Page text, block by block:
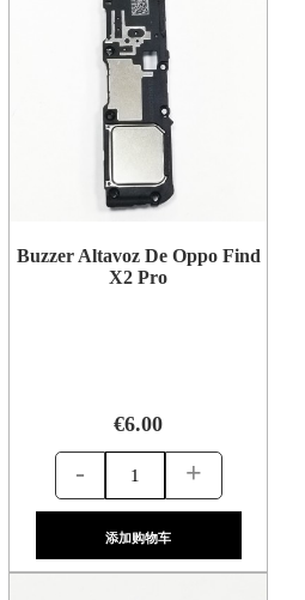
Buzzer Altavoz De Oppo Find
X2 Pro
€6.00
- +
添加购物车